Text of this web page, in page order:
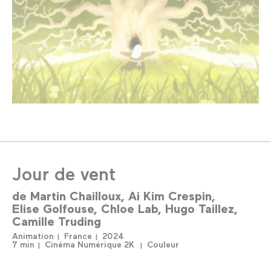
Jour de vent
de Martin Chailloux Ai Kim Crespin
Elise Golfouse Chloe Lab Hugo Taillez
Camille Truding
Animation France
2024
7 min
Cinéma Numérique 2K Couleur